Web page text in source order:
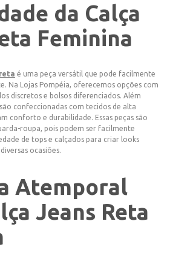
da Calça
Feminina
é uma peça versátil que pode facilmente
Na Lojas Pompéia, oferecemos opções com
discretos e bolsos diferenciados. Além
confeccionadas com tecidos de alta
conforto e durabilidade. Essas peças são
roupa, pois podem ser facilmente
de tops e calçados para criar looks
ocasiões.
Atemporal
Jeans Reta